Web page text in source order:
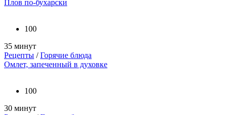
Плов по-бухарски
100
35 минут
Рецепты /Горячие блюда
Омлет, запеченный в духовке
100
30 минут